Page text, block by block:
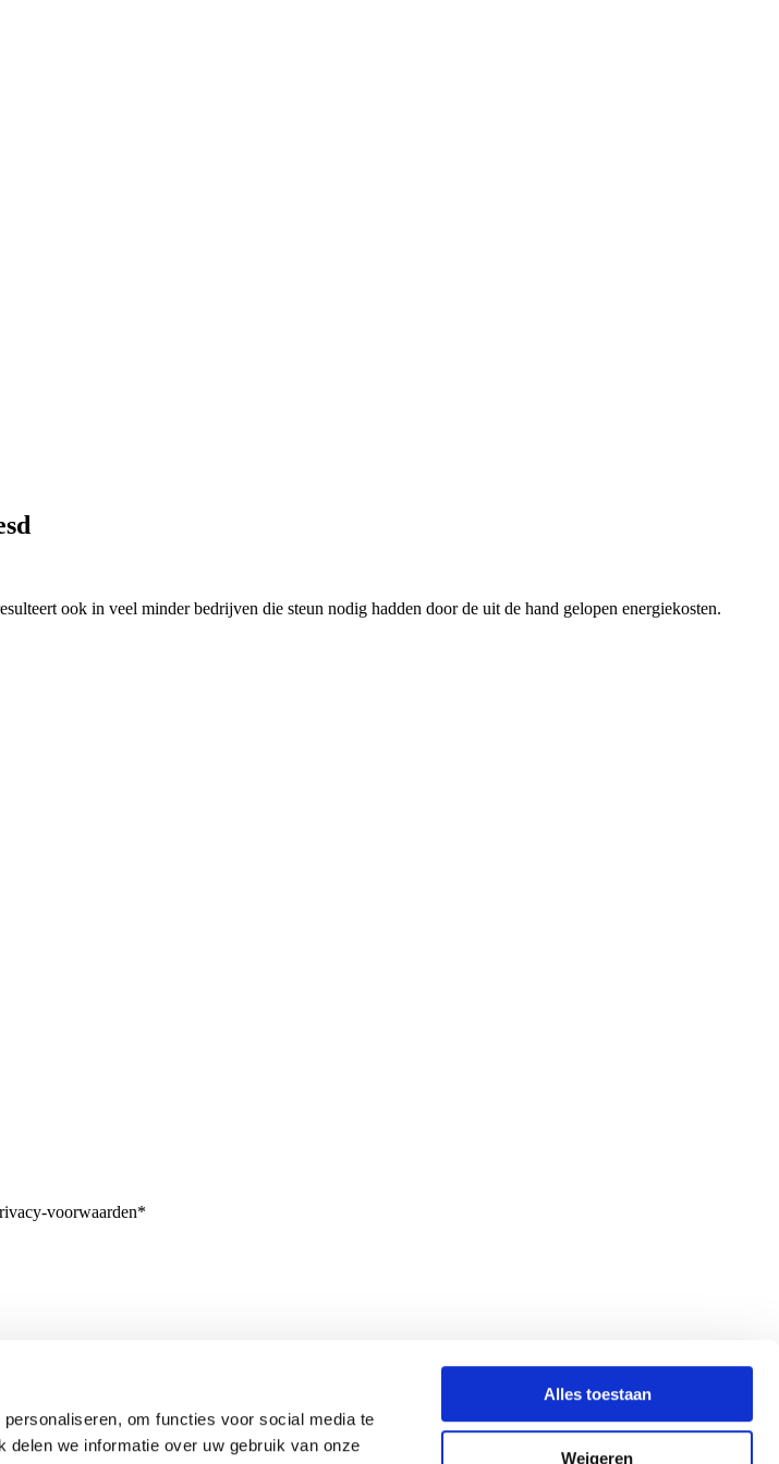
om functies voor social media te
we informatie over uw gebruik van onze
Alles toestaan
Weigeren
ook in veel minder bedrijven die steun nodig hadden door de uit de hand gelopen energiekosten.
voorwaarden*